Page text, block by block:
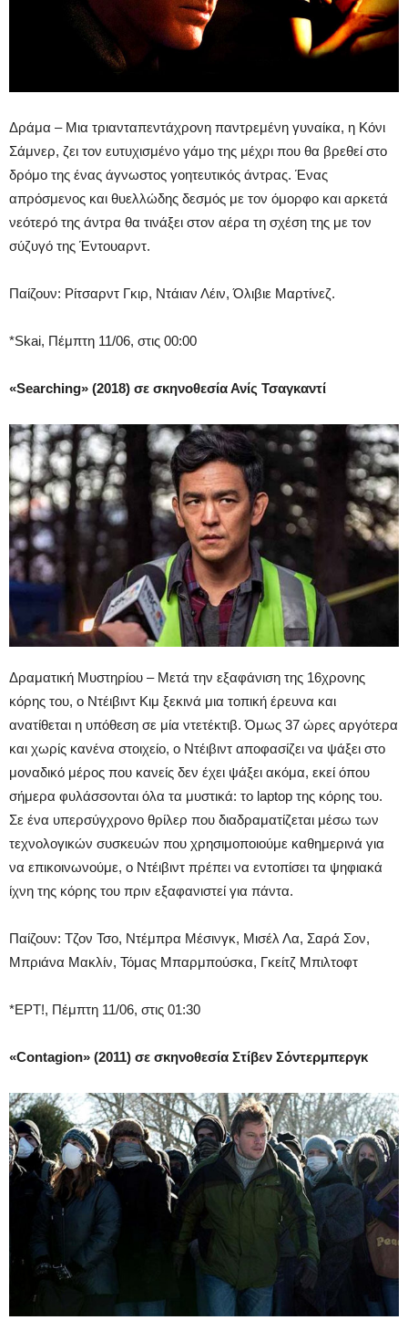
Δράμα – Μια τριανταπεντάχρονη παντρεμένη γυναίκα, η Κόνι
Σάμνερ, ζει τον ευτυχισμένο γάμο της μέχρι που θα βρεθεί στο
δρόμο της ένας άγνωστος γοητευτικός άντρας. Ένας
απρόσμενος και θυελλώδης δεσμός με τον όμορφο και αρκετά
νεότερό της άντρα θα τινάξει στον αέρα τη σχέση της με τον
σύζυγό της Έντουαρντ.
Παίζουν: Ρίτσαρντ Γκιρ, Ντάιαν Λέιν, Όλιβιε Μαρτίνεζ.
*Skai, Πέμπτη 11/06, στις 00:00
«Searching» (2018) σε σκηνοθεσία Ανίς Τσαγκαντί
Δραματική Μυστηρίου – Μετά την εξαφάνιση της 16χρονης
κόρης του, o Ντέιβιντ Κιμ ξεκινά μια τοπική έρευνα και
ανατίθεται η υπόθεση σε μία ντετέκτιβ. Όμως 37 ώρες αργότερα
και χωρίς κανένα στοιχείο, ο Ντέιβιντ αποφασίζει να ψάξει στο
μοναδικό μέρος που κανείς δεν έχει ψάξει ακόμα, εκεί όπου
σήμερα φυλάσσονται όλα τα μυστικά: το laptop της κόρης του.
Σε ένα υπερσύγχρονο θρίλερ που διαδραματίζεται μέσω των
τεχνολογικών συσκευών που χρησιμοποιούμε καθημερινά για
να επικοινωνούμε, ο Ντέιβιντ πρέπει να εντοπίσει τα ψηφιακά
ίχνη της κόρης του πριν εξαφανιστεί για πάντα.
Παίζουν: Τζον Τσο, Ντέμπρα Μέσινγκ, Μισέλ Λα, Σαρά Σον,
Μπριάνα Μακλίν, Τόμας Μπαρμπούσκα, Γκείτζ Μπιλτοφτ
*EPT!, Πέμπτη 11/06, στις 01:30
«Contagion» (2011) σε σκηνοθεσία Στίβεν Σόντερμπεργκ